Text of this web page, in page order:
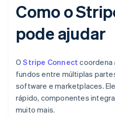
Como o
pode ajudar
OStripe Connect coordena
fundos entre múltiplas
software e marketplaces.
rápido, componentes
muito mais.